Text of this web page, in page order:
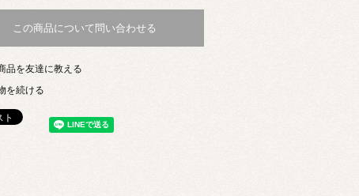
この商品について問い合わせる
品を友達に教える
を続ける